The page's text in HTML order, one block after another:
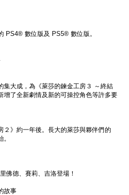
PS4® 數位版及 PS5® 數位版。
集大成，為《萊莎的鍊金工房３ ～終結
增了全新劇情及新的可操控角色等許多要
２》約一年後。長大的萊莎與夥伴們的
佛德、賽莉、吉洛登場！
故事